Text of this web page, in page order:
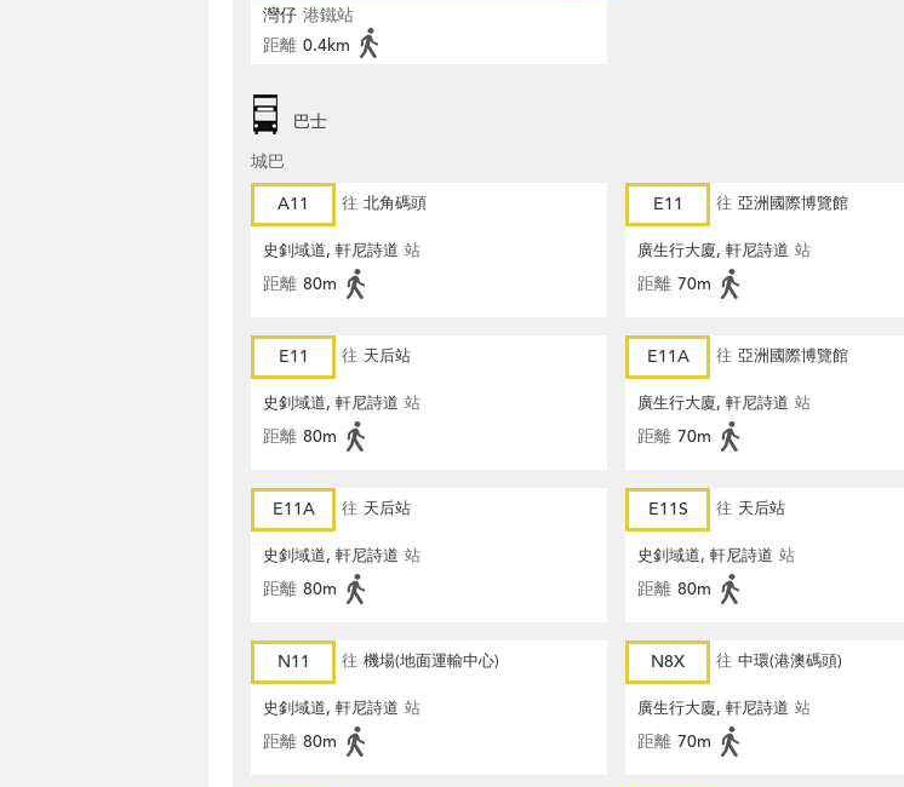
灣仔 港鐵站
距離 0.4km
巴士
城巴
A11
往 北角碼頭
史釗域道, 軒尼詩道 站
距離 80m
E11 往 亞洲國際博覽館
廣生行大廈, 軒尼詩道 站
距離 70m
E11 往 天后站
史釗域道, 軒尼詩道 站
距離 80m
E11A 往 亞洲國際博覽館
廣生行大廈, 軒尼詩道 站
距離 70m
E11A 往 天后站
史釗域道, 軒尼詩道 站
距離 80m
E11S 往 天后站
史釗域道, 軒尼詩道 站
距離 80m
N11 往 機場(地面運輸中心)
史釗域道, 軒尼詩道 站
距離 80m
N8X 往 中環(港澳碼頭)
廣生行大廈, 軒尼詩道 站
距離 70m